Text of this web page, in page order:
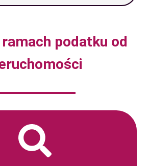
ramach podatku od